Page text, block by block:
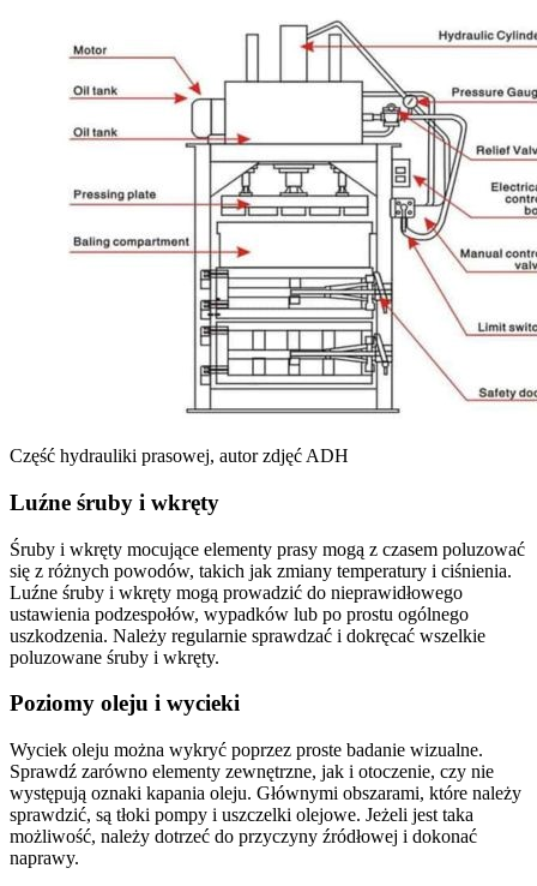
Część hydrauliki prasowej, autor zdjęć ADH
Luźne śruby i wkręty
Śruby i wkręty mocujące elementy prasy mogą z czasem poluzować
się z różnych powodów, takich jak zmiany temperatury i ciśnienia.
Luźne śruby i wkręty mogą prowadzić do nieprawidłowego
ustawienia podzespołów, wypadków lub po prostu ogólnego
uszkodzenia. Należy regularnie sprawdzać i dokręcać wszelkie
poluzowane śruby i wkręty.
Poziomy oleju i wycieki
Wyciek oleju można wykryć poprzez proste badanie wizualne.
Sprawdź zarówno elementy zewnętrzne, jak i otoczenie, czy nie
występują oznaki kapania oleju. Głównymi obszarami, które należy
sprawdzić, są tłoki pompy i uszczelki olejowe. Jeżeli jest taka
możliwość, należy dotrzeć do przyczyny źródłowej i dokonać
naprawy.